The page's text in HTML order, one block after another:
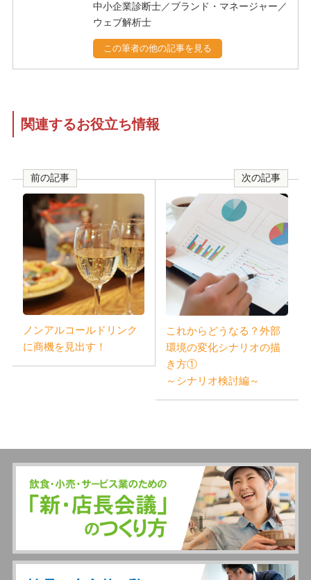
中小企業診断士／ブランド・マネージャー／
ウェブ解析士
この筆者の他の記事を見る
関連するお役立ち情報
前の記事
ノンアルコールドリンク
に商機を見出す！
次の記事
これからどうなる？外部
環境の変化シナリオの描
き方①
～シナリオ検討編～